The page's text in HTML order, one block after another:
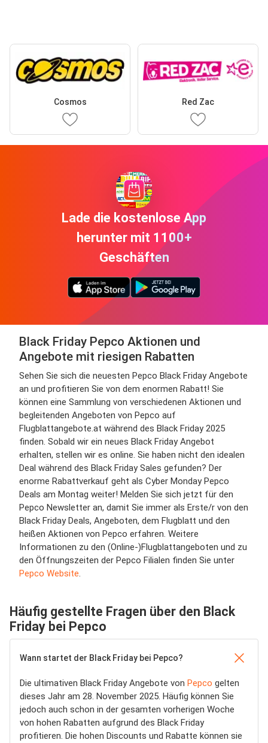
Cosmos Red Zac
Lade die kostenlose App
herunter mit 1100+
Geschäften
Black Friday Pepco Aktionen und
Angebote mit riesigen Rabatten
Sehen Sie sich die neuesten Pepco Black Friday Angebote
an und profitieren Sie von dem enormen Rabatt! Sie
können eine Sammlung von verschiedenen Aktionen und
begleitenden Angeboten von Pepco auf
Flugblattangebote.at während des Black Friday 2025
finden. Sobald wir ein neues Black Friday Angebot
erhalten, stellen wir es online. Sie haben nicht den idealen
Deal während des Black Friday Sales gefunden? Der
enorme Rabattverkauf geht als Cyber Monday Pepco
Deals am Montag weiter! Melden Sie sich jetzt für den
Pepco Newsletter an, damit Sie immer als Erste/r von den
Black Friday Deals, Angeboten, dem Flugblatt und den
heißen Aktionen von Pepco erfahren. Weitere
Informationen zu den (Online-)Flugblattangeboten und zu
den Öffnungszeiten der Pepco Filialen finden Sie unter
Pepco Website.
Häufig gestellte Fragen über den Black
Friday bei Pepco
Wann startet der Black Friday bei Pepco?
Die ultimativen Black Friday Angebote von Pepco gelten
dieses Jahr am 28. November 2025. Häufig können Sie
jedoch auch schon in der gesamten vorherigen Woche
von hohen Rabatten aufgrund des Black Friday
profitieren. Die hohen Discounts und Rabatte können sie